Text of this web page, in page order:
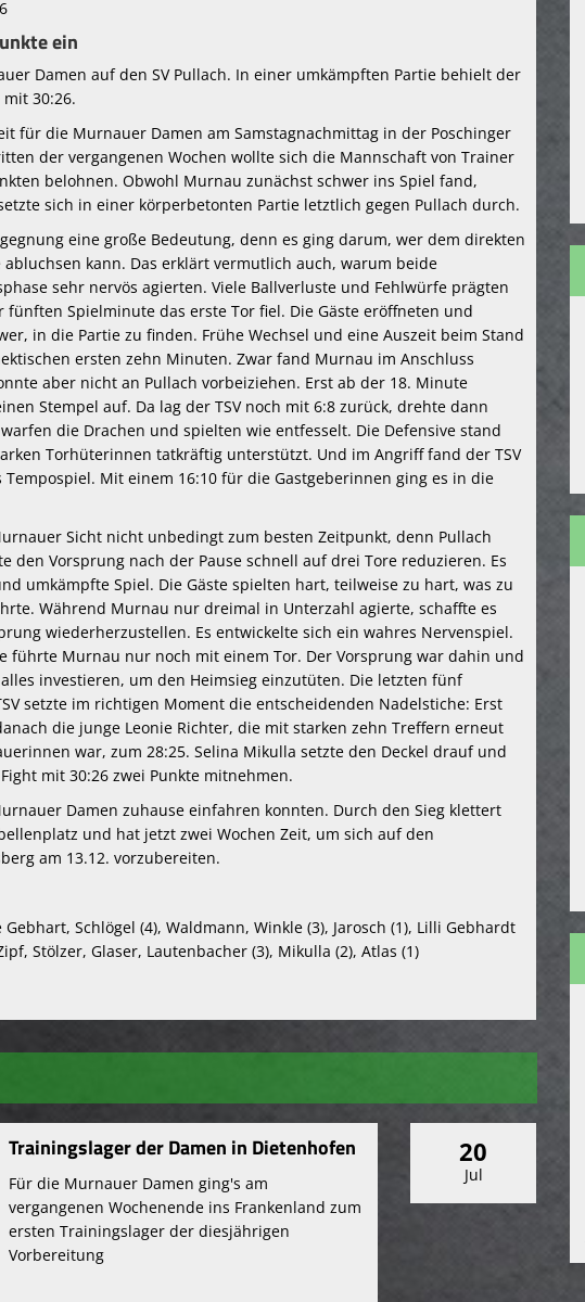
ein
Damen auf den SV Pullach. In einer umkämpften Partie behielt der
30:26.
für die Murnauer Damen am Samstagnachmittag in der Poschinger
der vergangenen Wochen wollte sich die Mannschaft von Trainer
belohnen. Obwohl Murnau zunächst schwer ins Spiel fand,
sich in einer körperbetonten Partie letztlich gegen Pullach durch.
eine große Bedeutung, denn es ging darum, wer dem direkten
kann. Das erklärt vermutlich auch, warum beide
sehr nervös agierten. Viele Ballverluste und Fehlwürfe prägten
Spielminute das erste Tor fiel. Die Gäste eröffneten und
in die Partie zu finden. Frühe Wechsel und eine Auszeit beim Stand
ersten zehn Minuten. Zwar fand Murnau im Anschluss
aber nicht an Pullach vorbeiziehen. Erst ab der 18. Minute
Stempel auf. Da lag der TSV noch mit 6:8 zurück, drehte dann
die Drachen und spielten wie entfesselt. Die Defensive stand
Torhüterinnen tatkräftig unterstützt. Und im Angriff fand der TSV
Mit einem 16:10 für die Gastgeberinnen ging es in die
Sicht nicht unbedingt zum besten Zeitpunkt, denn Pullach
den Vorsprung nach der Pause schnell auf drei Tore reduzieren. Es
umkämpfte Spiel. Die Gäste spielten hart, teilweise zu hart, was zu
Während Murnau nur dreimal in Unterzahl agierte, schaffte es
wiederherzustellen. Es entwickelte sich ein wahres Nervenspiel.
führte Murnau nur noch mit einem Tor. Der Vorsprung war dahin und
investieren, um den Heimsieg einzutüten. Die letzten fünf
setzte im richtigen Moment die entscheidenden Nadelstiche: Erst
die junge Leonie Richter, die mit starken zehn Treffern erneut
war, zum 28:25. Selina Mikulla setzte den Deckel drauf und
mit 30:26 zwei Punkte mitnehmen.
Damen zuhause einfahren konnten. Durch den Sieg klettert
und hat jetzt zwei Wochen Zeit, um sich auf den
am 13.12. vorzubereiten.
Schlögel (4), Waldmann, Winkle (3), Jarosch (1), Lilli Gebhardt
Stölzer, Glaser, Lautenbacher (3), Mikulla (2), Atlas (1)
Trainingslager der Damen in Dietenhofen
Für die Murnauer Damen ging's am
vergangenen Wochenende ins Frankenland zum
ersten Trainingslager der diesjährigen
Vorbereitung
20
Jul